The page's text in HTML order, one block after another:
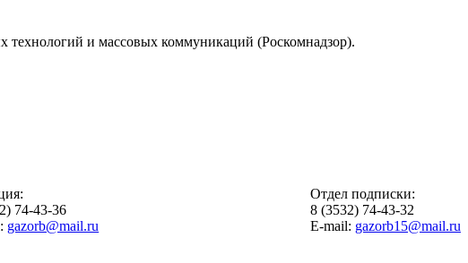
технологий и массовых коммуникаций (Роскомнадзор).
74-43-36
gazorb@mail.ru
Отдел подписки:
8 (3532) 74-43-32
E-mail: gazorb15@mail.ru